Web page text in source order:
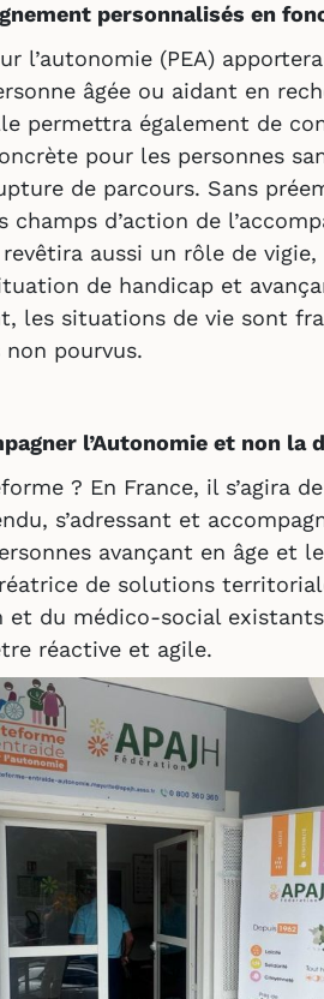
personnalisés en
l’autonomie (PEA)
âgée ou aidant en
permettra également de
pour les personnes
de parcours. Sans
d’action de
aussi un rôle de
de handicap et
les situations de vie sont
pourvus.
l’Autonomie et non la
? En France, il s’agira
s’adressant et
avançant en âge et
de solutions
du médico-social
réactive et agile.